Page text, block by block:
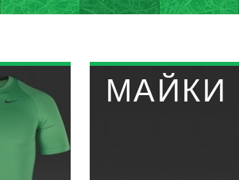
МАЙКИ